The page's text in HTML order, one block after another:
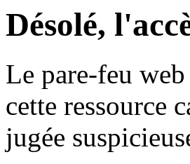
Désolé,
Le pare-feu
cette ressource
jugée